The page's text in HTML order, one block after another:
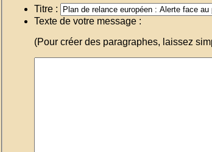
Titre :
Texte de votre message :
(Pour créer des paragraphes, laissez